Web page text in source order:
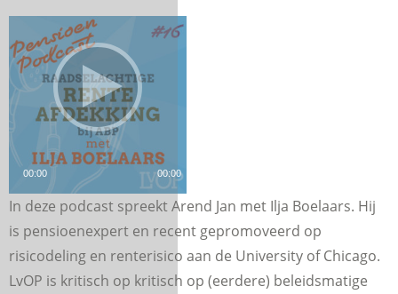
00:00 00:00
In deze podcast spreekt Arend Jan met Ilja Boelaars. Hij
is pensioenexpert en recent gepromoveerd op
risicodeling en renterisico aan de University of Chicago.
LvOP is kritisch op kritisch op (eerdere) beleidsmatige